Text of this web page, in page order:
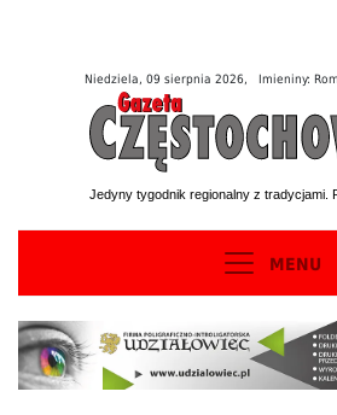
Niedziela, 09 sierpnia 2026, Imieniny:
Jedyny tygodnik regionalny z tradycjami.
MENU